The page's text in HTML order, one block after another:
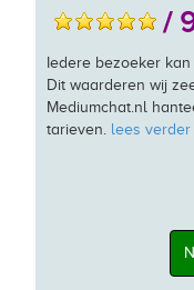
/
Iedere bezoeker
Dit waarderen wij
Mediumchat.nl
tarieven. lees verder